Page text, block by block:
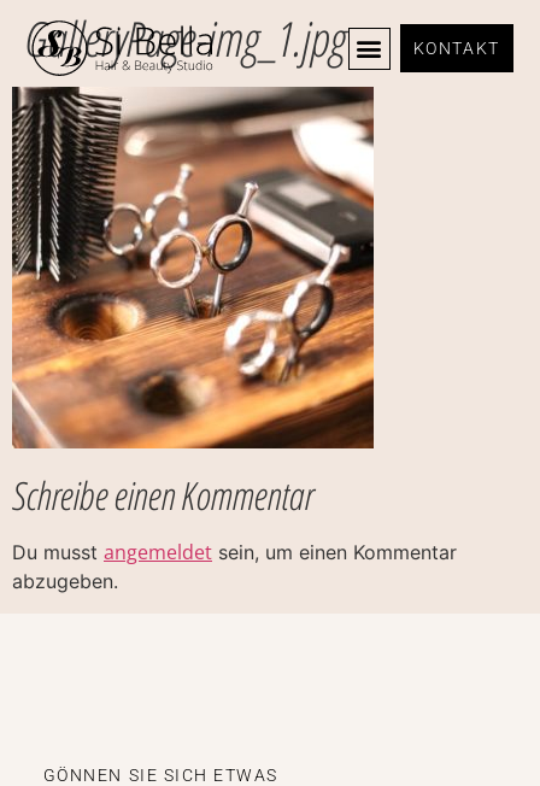
KONTAKT
GalleryPage-img_1.jpg
Schreibe einen Kommentar
Du musst angemeldet sein, um einen Kommentar
abzugeben.
GÖNNEN SIE SICH ETWAS